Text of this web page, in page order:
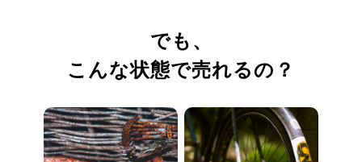
でも、
こんな状態で売れるの？